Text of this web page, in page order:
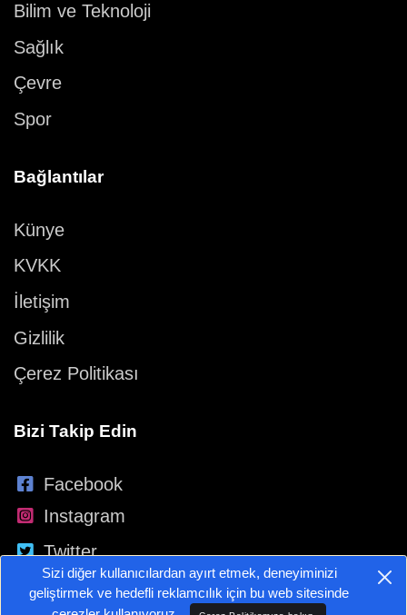
Bilim ve Teknoloji
Sağlık
Çevre
Spor
Bağlantılar
Künye
KVKK
İletişim
Gizlilik
Çerez Politikası
Bizi Takip Edin
Facebook
Instagram
Twitter
YouTube
Sizi diğer kullanıcılardan ayırt etmek, deneyiminizi
geliştirmek ve hedefli reklamcılık için bu web sitesinde